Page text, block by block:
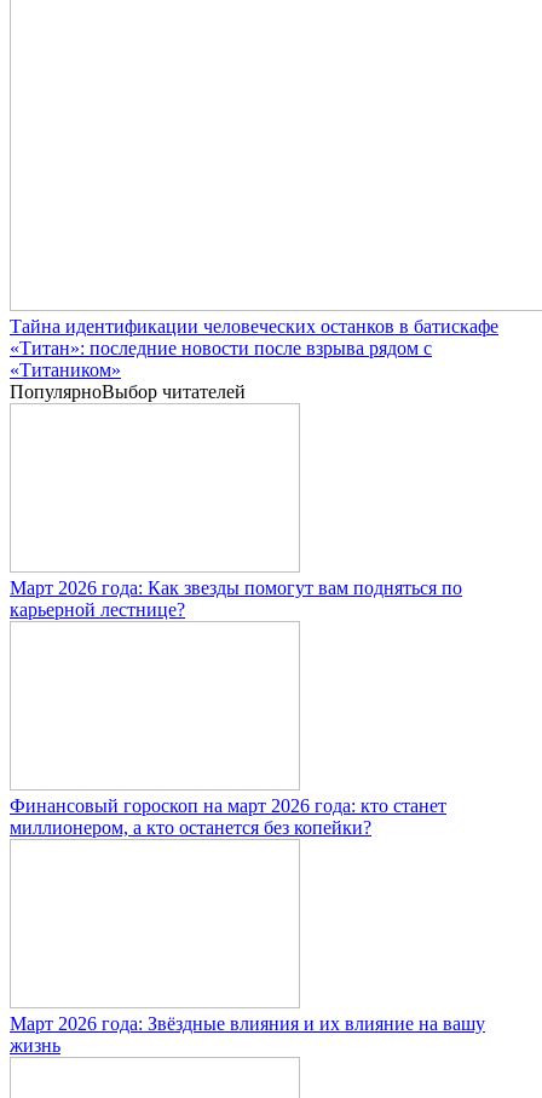
Тайна идентификации человеческих останков в батискафе
«Титан»: последние новости после взрыва рядом с
«Титаником»
ПопулярноВыбор читателей
Март 2026 года: Как звезды помогут вам подняться по
карьерной лестнице?
Финансовый гороскоп на март 2026 года: кто станет
миллионером, а кто останется без копейки?
Март 2026 года: Звёздные влияния и их влияние на вашу
жизнь